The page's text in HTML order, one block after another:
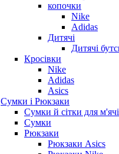
копочки
Nike
Adidas
Дитячі
Дитячі
Кросівки
Nike
Adidas
Asics
Сумки і Рюкзаки
Сумки й сітки для
Сумки
Рюкзаки
Рюкзаки Asics